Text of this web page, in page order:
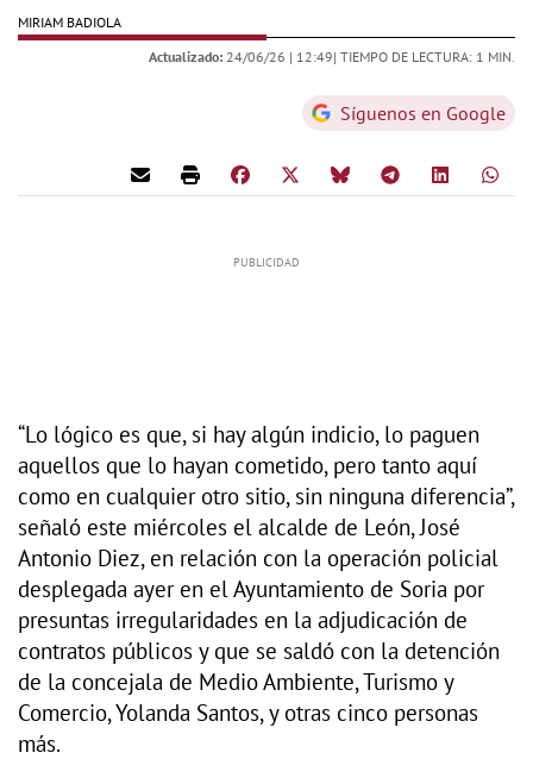
MIRIAM BADIOLA
Actualizado: 24/06/26 | 12:49| TIEMPO DE LECTURA: 1 MIN.
Síguenos en Google
“Lo lógico es que, si hay algún indicio, lo paguen
aquellos que lo hayan cometido, pero tanto aquí
como en cualquier otro sitio, sin ninguna diferencia”,
señaló este miércoles el alcalde de León, José
Antonio Diez, en relación con la operación policial
desplegada ayer en el Ayuntamiento de Soria por
presuntas irregularidades en la adjudicación de
contratos públicos y que se saldó con la detención
de la concejala de Medio Ambiente, Turismo y
Comercio, Yolanda Santos, y otras cinco personas
más.